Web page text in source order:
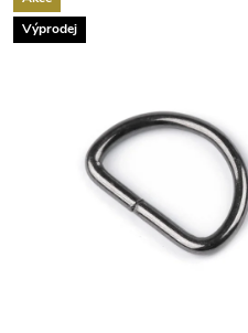
Výprodej